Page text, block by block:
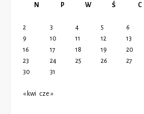
N P W Ś C
2
3 4 5 6
9
10 11 12 13
16
17 18 19 20
23
24 25 26 27
30
31
« kwi cze »